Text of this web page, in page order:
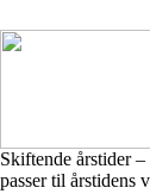
Skiftende årstider
passer til årstidens